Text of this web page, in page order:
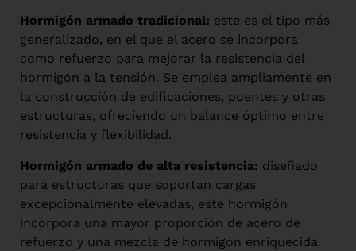
Hormigón armado tradicional: este es el tipo más
generalizado, en el que el acero se incorpora
como refuerzo para mejorar la resistencia del
hormigón a la tensión. Se emplea ampliamente en
la construcción de edificaciones, puentes y otras
estructuras, ofreciendo un balance óptimo entre
resistencia y flexibilidad.
Hormigón armado de alta resistencia: diseñado
para estructuras que soportan cargas
excepcionalmente elevadas, este hormigón
incorpora una mayor proporción de acero de
refuerzo y una mezcla de hormigón enriquecida